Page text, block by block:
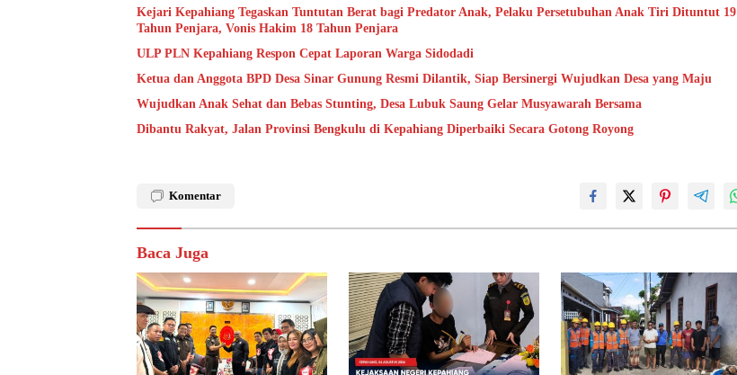
Kejari Kepahiang Tegaskan Tuntutan Berat bagi Predator Anak, Pelaku Persetubuhan Anak Tiri Dituntut 19
Tahun Penjara, Vonis Hakim 18 Tahun Penjara
ULP PLN Kepahiang Respon Cepat Laporan Warga Sidodadi
Ketua dan Anggota BPD Desa Sinar Gunung Resmi Dilantik, Siap Bersinergi Wujudkan Desa yang Maju
Wujudkan Anak Sehat dan Bebas Stunting, Desa Lubuk Saung Gelar Musyawarah Bersama
Dibantu Rakyat, Jalan Provinsi Bengkulu di Kepahiang Diperbaiki Secara Gotong Royong
Komentar
Baca Juga